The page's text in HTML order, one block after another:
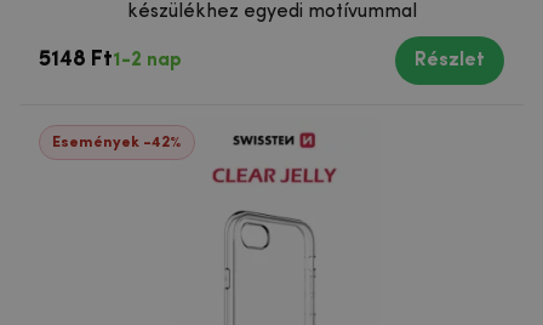
készülékhez egyedi motívummal
5148 Ft1-2 nap Részlet
Események -42%